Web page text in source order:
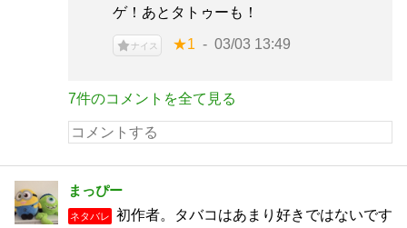
ゲ！あとタトゥーも！
ナイス ★1 03/03 13:49
7件のコメントを全て見る
まっぴー
ネタバレ
初作者。タバコはあまり好きではないです